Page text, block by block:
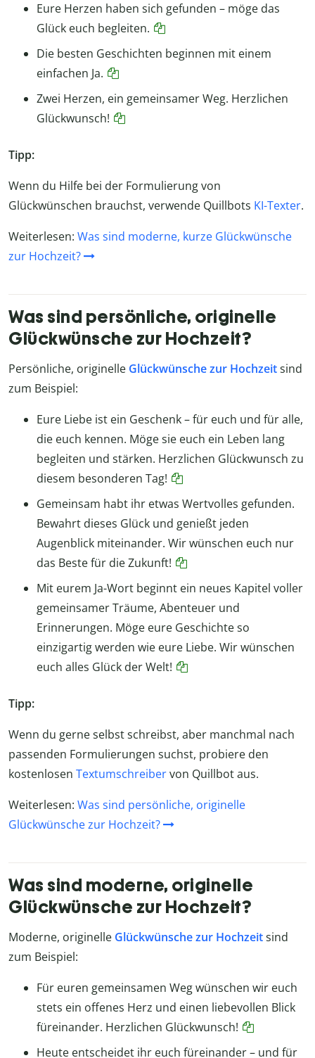
Eure Herzen haben sich gefunden – möge das
Glück euch begleiten.
Die besten Geschichten beginnen mit einem
einfachen Ja.
Zwei Herzen, ein gemeinsamer Weg. Herzlichen
Glückwunsch!
Tipp:
Wenn du Hilfe bei der Formulierung von
Glückwünschen brauchst, verwende Quillbots KI-Texter.
Weiterlesen: Was sind moderne, kurze Glückwünsche
zur Hochzeit?
Was sind persönliche, originelle
Glückwünsche zur Hochzeit?
Persönliche, originelle Glückwünsche zur Hochzeitsind
zum Beispiel:
Eure Liebe ist ein Geschenk – für euch und für alle,
die euch kennen. Möge sie euch ein Leben lang
begleiten und stärken. Herzlichen Glückwunsch zu
diesem besonderen Tag!
Gemeinsam habt ihr etwas Wertvolles gefunden.
Bewahrt dieses Glück und genießt jeden
Augenblick miteinander. Wir wünschen euch nur
das Beste für die Zukunft!
Mit eurem Ja-Wort beginnt ein neues Kapitel voller
gemeinsamer Träume, Abenteuer und
Erinnerungen. Möge eure Geschichte so
einzigartig werden wie eure Liebe. Wir wünschen
euch alles Glück der Welt!
Tipp:
Wenn du gerne selbst schreibst, aber manchmal nach
passenden Formulierungen suchst, probiere den
kostenlosen Textumschreibervon Quillbot aus.
Weiterlesen: Was sind persönliche, originelle
Glückwünsche zur Hochzeit?
Was sind moderne, originelle
Glückwünsche zur Hochzeit?
Moderne, originelle Glückwünsche zur Hochzeitsind
zum Beispiel:
Für euren gemeinsamen Weg wünschen wir euch
stets ein offenes Herz und einen liebevollen Blick
füreinander. Herzlichen Glückwunsch!
Heute entscheidet ihr euch füreinander – und für